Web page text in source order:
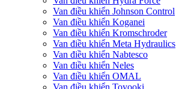
Van điều khiển Johnson Control
Van điều khiển Koganei
Van điều khiển Kromschroder
Van điều khiển Meta Hydraulics
Van điều khiển Nabtesco
Van điều khiển Neles
Van điều khiển OMAL
Van điều khiển Toyooki